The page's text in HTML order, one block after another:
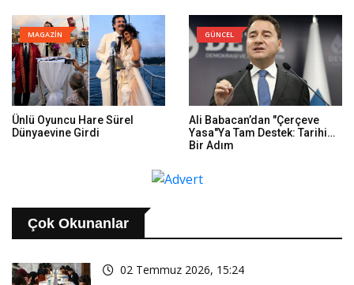
MAGAZİN
Ünlü Oyuncu Hare Sürel
Dünyaevine Girdi
GÜNCEL
Ali Babacan’dan "Çerçeve
Yasa"ya Tam Destek: Tarihi
Bir Adım
Çok Okunanlar
02 Temmuz 2026, 15:24